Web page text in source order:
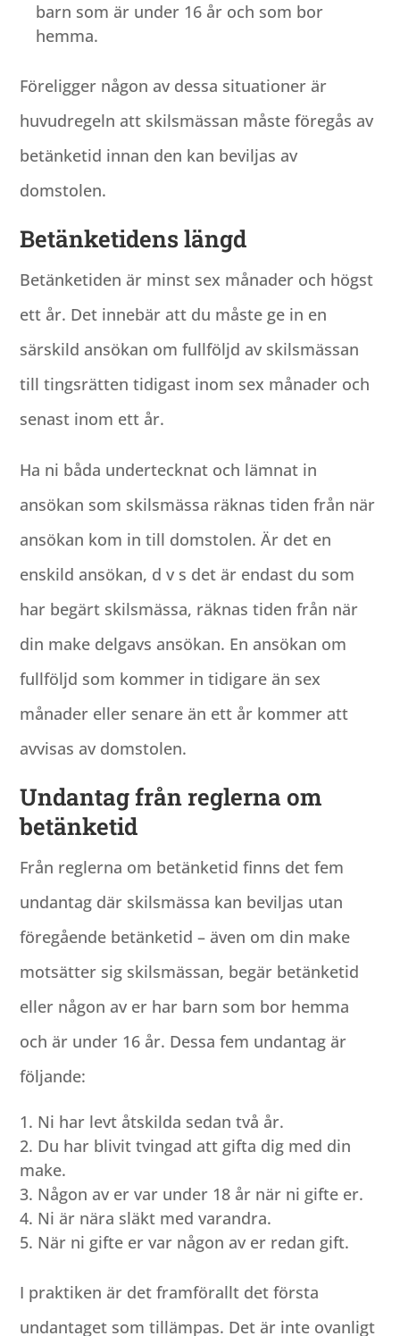
barn som är under 16 år och som bor
hemma.
Föreligger någon av dessa situationer är
huvudregeln att skilsmässan måste föregås av
betänketid innan den kan beviljas av
domstolen.
Betänketidens längd
Betänketiden är minst sex månader och högst
ett år. Det innebär att du måste ge in en
särskild ansökan om fullföljd av skilsmässan
till tingsrätten tidigast inom sex månader och
senast inom ett år.
Ha ni båda undertecknat och lämnat in
ansökan som skilsmässa räknas tiden från när
ansökan kom in till domstolen. Är det en
enskild ansökan, d v s det är endast du som
har begärt skilsmässa, räknas tiden från när
din make delgavs ansökan. En ansökan om
fullföljd som kommer in tidigare än sex
månader eller senare än ett år kommer att
avvisas av domstolen.
Undantag från reglerna om
betänketid
Från reglerna om betänketid finns det fem
undantag där skilsmässa kan beviljas utan
föregående betänketid – även om din make
motsätter sig skilsmässan, begär betänketid
eller någon av er har barn som bor hemma
och är under 16 år. Dessa fem undantag är
följande:
Ni har levt åtskilda sedan två år.
Du har blivit tvingad att gifta dig med din
make.
Någon av er var under 18 år när ni gifte er.
Ni är nära släkt med varandra.
När ni gifte er var någon av er redan gift.
I praktiken är det framförallt det första
undantaget som tillämpas. Det är inte ovanligt